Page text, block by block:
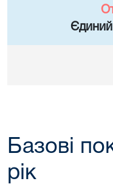
Єдиний
Базові
рік